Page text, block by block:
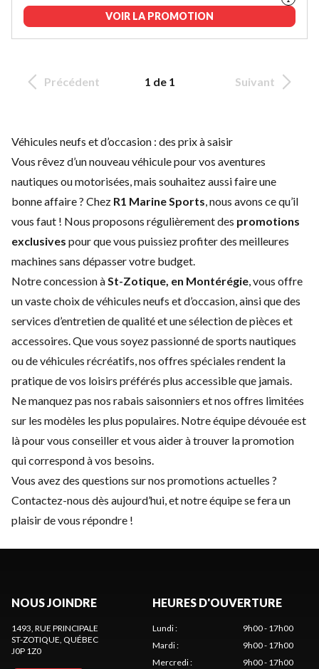
VOIR LA PROMOTION
Précédent 1 de 1 Suivant
Véhicules neufs et d’occasion : des prix à saisir
Vous rêvez d’un nouveau véhicule pour vos aventures
nautiques ou motorisées, mais souhaitez aussi faire une
bonne affaire ? Chez R1 Marine Sports, nous avons ce qu’il
vous faut ! Nous proposons régulièrement des promotions
exclusives pour que vous puissiez profiter des meilleures
machines sans dépasser votre budget.
Notre concession àSt-Zotique, en Montérégie, vous offre
un vaste choix devéhicules neufs et d’occasion, ainsi que des
services d’entretiende qualité et une sélection depièces et
accessoires. Que vous soyez passionné de sports nautiques
ou de véhicules récréatifs, nos offres spéciales rendent la
pratique de vos loisirs préférés plus accessible que jamais.
Ne manquez pas nos rabais saisonniers et nos offres limitées
sur les modèles les plus populaires. Notre équipe dévouée est
là pour vous conseiller et vous aider à trouver la promotion
qui correspond à vos besoins.
Vous avez des questions sur nos promotions actuelles ?
Contactez-nous dès aujourd’hui, et notre équipe se fera un
plaisir de vous répondre !
NOUS JOINDRE
1493, RUE PRINCIPALE
ST-ZOTIQUE, QUÉBEC
J0P 1Z0
HEURES D'OUVERTURE
Lundi:
9h00 - 17h00
Mardi:
9h00 - 17h00
Mercredi: 9h00 - 17h00